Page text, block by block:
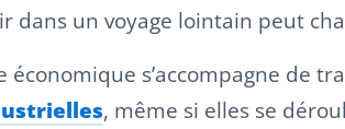
dans un voyage lointain peut
économique s’accompagne de
, même si elles se